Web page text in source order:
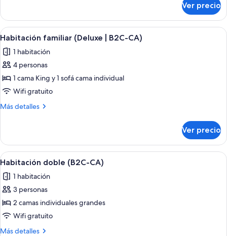
Deluxe
(B2C-
CA)
Ver precio
Abrir
todas
las
fotos
de
Habitación
familiar
B2C-
CA)
Una habitación de hotel con dos
5
Habitación familiar (Deluxe | B2C-CA)
1 habitación
4 personas
1 cama King y 1 sofá cama individual
Wifi gratuito
Más detalles
Más
familiar
(Deluxe
|
CA)
Ver precio
Abrir
todas
las
fotos
de
Habitación
doble
Una habitación de hotel con cama,
4
Habitación doble (B2C-CA)
1 habitación
3 personas
2 camas individuales grandes
Wifi gratuito
Más detalles
Más